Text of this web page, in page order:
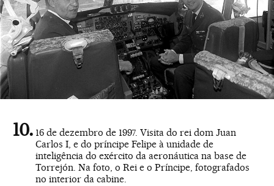
16 de dezembro de 1997. Visita do rei dom Juan
Carlos I, e do príncipe Felipe à unidade de
inteligência do exército da aeronáutica na base de
Torrejón. Na foto, o Rei e o Príncipe, fotografados
no interior da cabine.